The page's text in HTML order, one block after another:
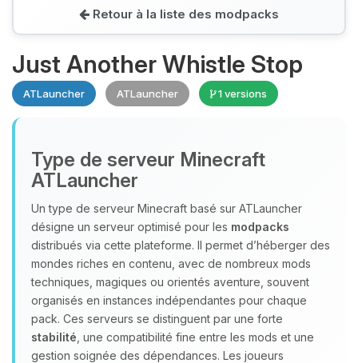
Retour à la liste des modpacks
Just Another Whistle Stop
ATLauncher ATLauncher 1 versions
Type de serveur Minecraft
ATLauncher
Un type de serveur Minecraft basé sur ATLauncher
désigne un serveur optimisé pour les modpacks
distribués via cette plateforme. Il permet d’héberger des
mondes riches en contenu, avec de nombreux mods
techniques, magiques ou orientés aventure, souvent
organisés en instances indépendantes pour chaque
pack. Ces serveurs se distinguent par une forte
stabilité , une compatibilité fine entre les mods et une
gestion soignée des dépendances. Les joueurs
Youpi, enfin quelqu’un pour me
parler ! Moi c’est Choupy, ton petit
assistant BoxToPlay. Dis-moi ce dont
tu as besoin et je vais remuer mes
petits circuits pour t’aider.
08/08/2026 à 13:10